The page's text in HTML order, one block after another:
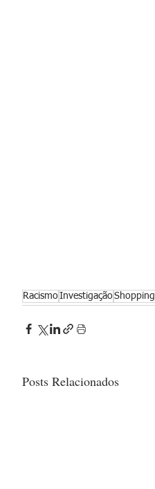
RacismoInvestigaçãoShopping
Posts Relacionados